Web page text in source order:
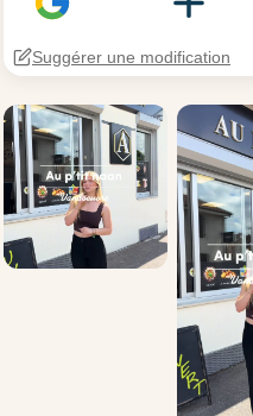
Suggérer une modification